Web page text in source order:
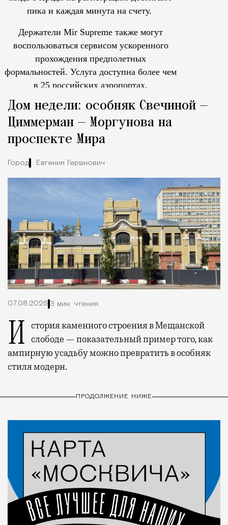
пика и каждая минута на счету.
Держатели Mir Supreme также могут
воспользоваться сервисом ускоренного
прохождения предполетных
формальностей. Услуга доступна более чем
в 25 российских аэропортах.
Дом недели: особняк Свечиной —
Циммерман — Моргунова на
проспекте Мира
Город Евгения Гершкович
07.08.2026 3 мин. чтения
История каменного строения в Мещанской слободе — показательный пример того, как
ампирную усадьбу можно превратить в особняк
стиля модерн.
ПРОДОЛЖЕНИЕ НИЖЕ